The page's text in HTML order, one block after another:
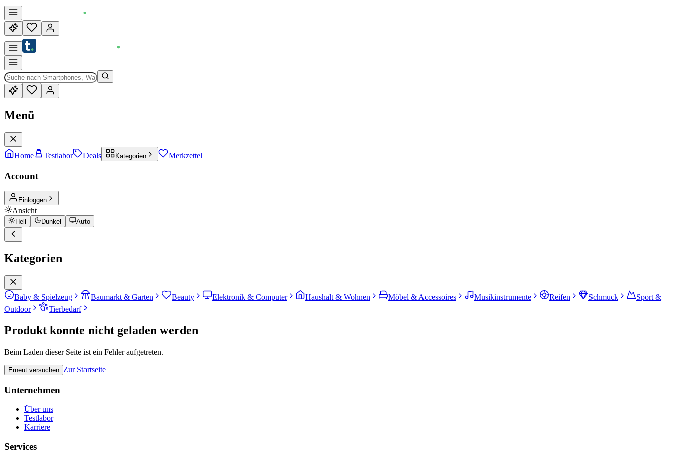
Menü
Home Testlabor Deals Kategorien Merkzettel
Account
Einloggen
Ansicht
Hell Dunkel Auto
Kategorien
Baby & Spielzeug Baumarkt & Garten Beauty Elektronik & Computer Haushalt & Wohnen Möbel & Accessoires Musikinstrumente Reifen Schmuck
Sport &
Outdoor
Tierbedarf
Produkt konnte nicht geladen werden
Beim Laden dieser Seite ist ein Fehler aufgetreten.
Erneut versuchen Zur Startseite
Unternehmen
Über uns
Testlabor
Karriere
Services